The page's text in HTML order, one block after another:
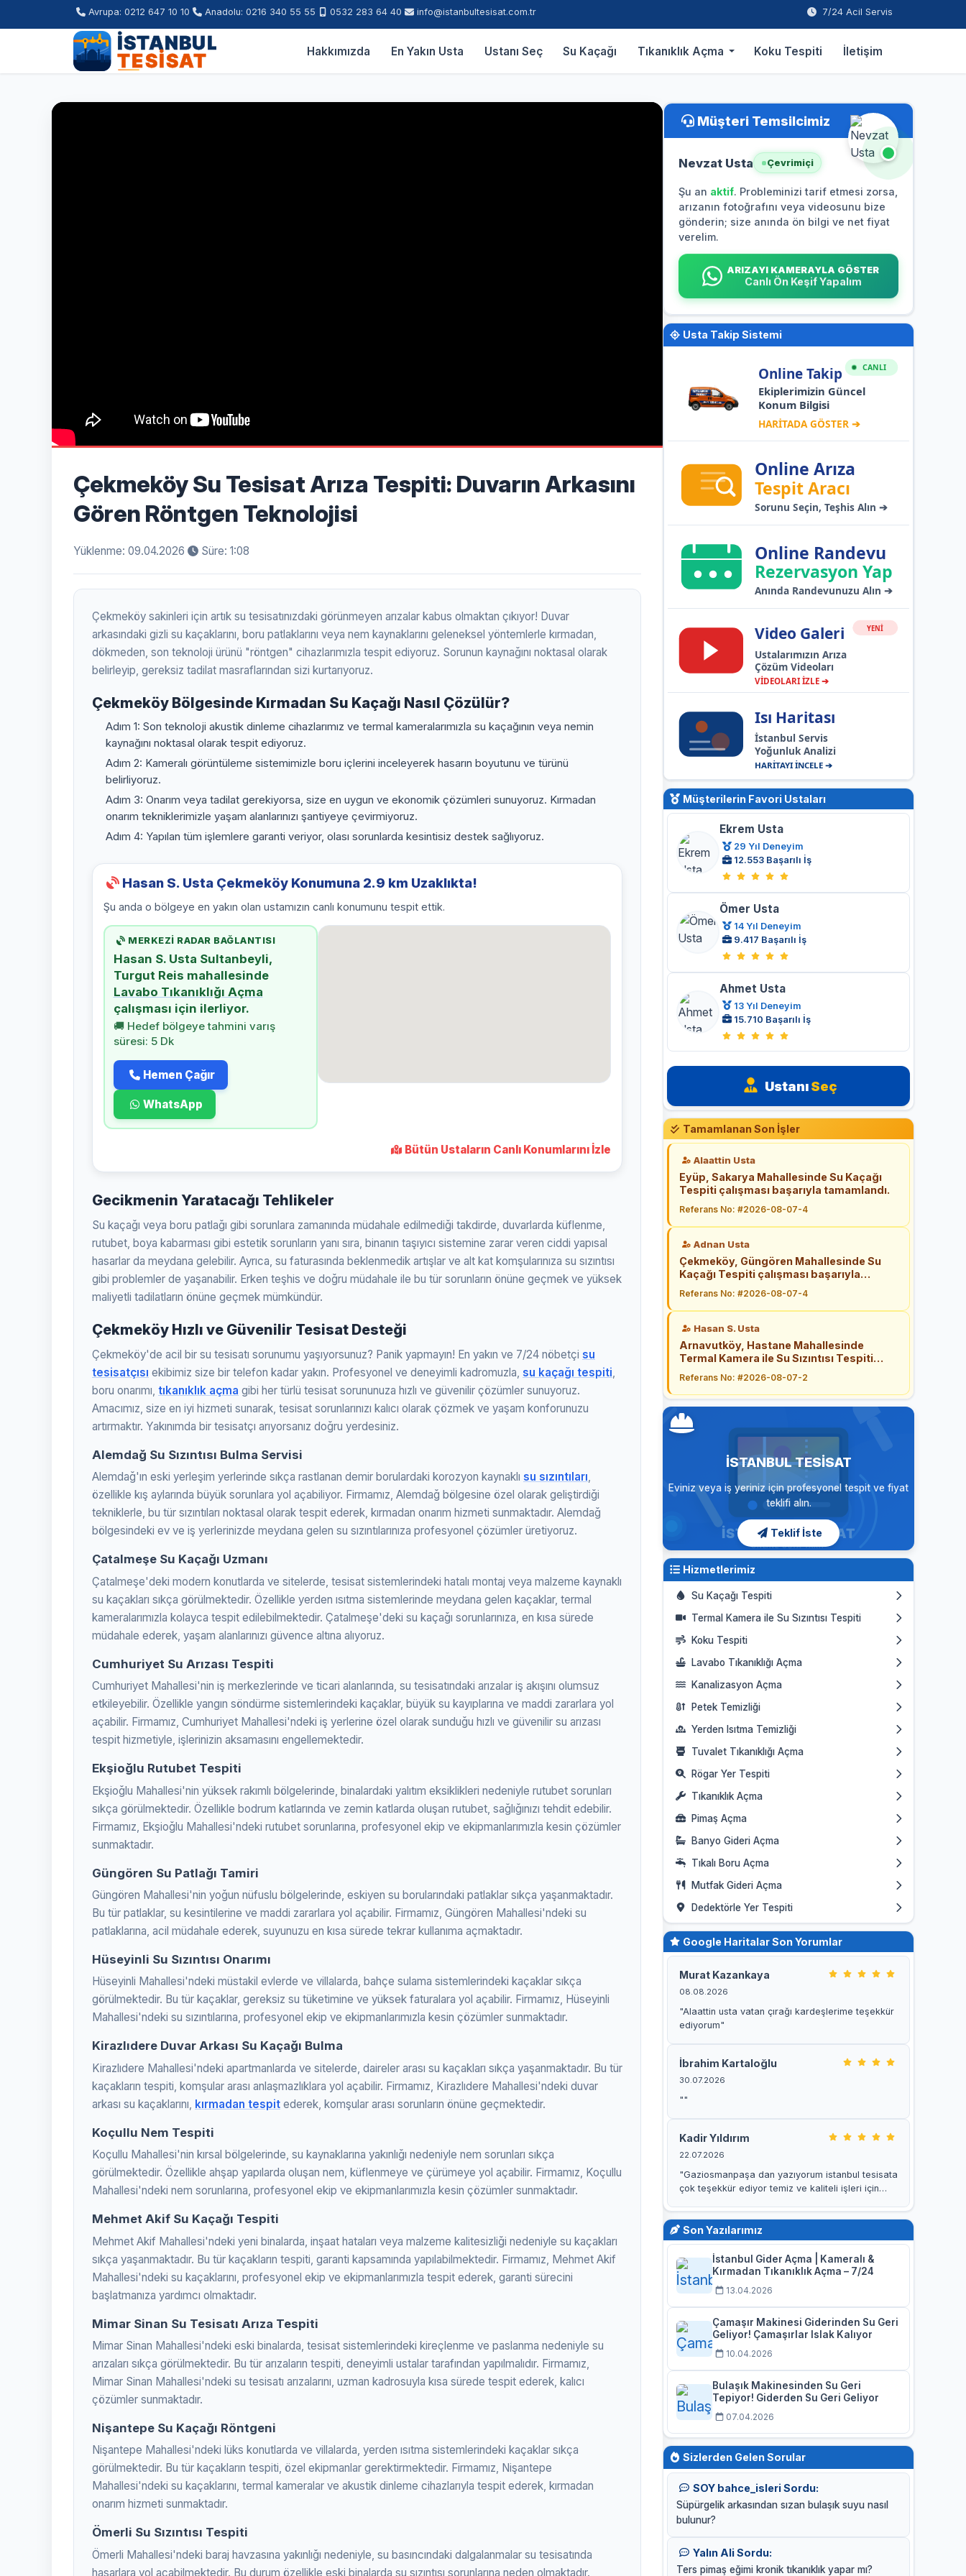
Avrupa: 0212 647 10 10 Anadolu: 0216 340 55 55 0532 283 64 40 info@istanbultesisat.com.tr 7/24 Acil Servis
Hakkımızda En Yakın Usta Ustanı Seç Su Kaçağı Tıkanıklık Açma Koku Tespiti İletişim
Çekmeköy Su Tesisat Arıza Tespiti: Duvarın Arkasını
Gören Röntgen Teknolojisi
Yüklenme: 09.04.2026 Süre: 1:08
Çekmeköy sakinleri için artık su tesisatınızdaki görünmeyen arızalar kabus olmaktan çıkıyor! Duvar
arkasındaki gizli su kaçaklarını, boru patlaklarını veya nem kaynaklarını geleneksel yöntemlerle kırmadan,
dökmeden, son teknoloji ürünü "röntgen" cihazlarımızla tespit ediyoruz. Sorunun kaynağını noktasal olarak
belirleyip, gereksiz tadilat masraflarından sizi kurtarıyoruz.
Çekmeköy Bölgesinde Kırmadan Su Kaçağı Nasıl Çözülür?
Adım 1: Son teknoloji akustik dinleme cihazlarımız ve termal kameralarımızla su kaçağının veya nemin
kaynağını noktasal olarak tespit ediyoruz.
Adım 2: Kameralı görüntüleme sistemimizle boru içlerini inceleyerek hasarın boyutunu ve türünü
belirliyoruz.
Adım 3: Onarım veya tadilat gerekiyorsa, size en uygun ve ekonomik çözümleri sunuyoruz. Kırmadan
onarım tekniklerimizle yaşam alanlarınızı şantiyeye çevirmiyoruz.
Adım 4: Yapılan tüm işlemlere garanti veriyor, olası sorunlarda kesintisiz destek sağlıyoruz.
Hasan S. Usta Çekmeköy Konumuna 2.9 km Uzaklıkta!
Şu anda o bölgeye en yakın olan ustamızın canlı konumunu tespit ettik.
MERKEZİ RADAR BAĞLANTISI
Hasan S. Usta Sultanbeyli,
Turgut Reis mahallesinde
Lavabo Tıkanıklığı Açma
çalışması için ilerliyor.
🚚 Hedef bölgeye tahmini varış
süresi: 5 Dk
Hemen Çağır
WhatsApp
Bütün Ustaların Canlı Konumlarını İzle
Gecikmenin Yaratacağı Tehlikeler
Su kaçağı veya boru patlağı gibi sorunlara zamanında müdahale edilmediği takdirde, duvarlarda küflenme,
rutubet, boya kabarması gibi estetik sorunların yanı sıra, binanın taşıyıcı sistemine zarar veren ciddi yapısal
hasarlar da meydana gelebilir. Ayrıca, su faturasında beklenmedik artışlar ve alt kat komşularınıza su sızıntısı
gibi problemler de yaşanabilir. Erken teşhis ve doğru müdahale ile bu tür sorunların önüne geçmek ve yüksek
maliyetli tadilatların önüne geçmek mümkündür.
Çekmeköy Hızlı ve Güvenilir Tesisat Desteği
Çekmeköy'de acil bir su tesisatı sorunumu yaşıyorsunuz? Panik yapmayın! En yakın ve 7/24 nöbetçi su
tesisatçısı ekibimiz size bir telefon kadar yakın. Profesyonel ve deneyimli kadromuzla, su kaçağı tespiti,
boru onarımı, tıkanıklık açma gibi her türlü tesisat sorununuza hızlı ve güvenilir çözümler sunuyoruz.
Amacımız, size en iyi hizmeti sunarak, tesisat sorunlarınızı kalıcı olarak çözmek ve yaşam konforunuzu
artırmaktır. Yakınımda bir tesisatçı arıyorsanız doğru yerdesiniz.
Alemdağ Su Sızıntısı Bulma Servisi
Alemdağ'ın eski yerleşim yerlerinde sıkça rastlanan demir borulardaki korozyon kaynaklı su sızıntıları,
özellikle kış aylarında büyük sorunlara yol açabiliyor. Firmamız, Alemdağ bölgesine özel olarak geliştirdiği
tekniklerle, bu tür sızıntıları noktasal olarak tespit ederek, kırmadan onarım hizmeti sunmaktadır. Alemdağ
bölgesindeki ev ve iş yerlerinizde meydana gelen su sızıntılarınıza profesyonel çözümler üretiyoruz.
Çatalmeşe Su Kaçağı Uzmanı
Çatalmeşe'deki modern konutlarda ve sitelerde, tesisat sistemlerindeki hatalı montaj veya malzeme kaynaklı
su kaçakları sıkça görülmektedir. Özellikle yerden ısıtma sistemlerinde meydana gelen kaçaklar, termal
kameralarımızla kolayca tespit edilebilmektedir. Çatalmeşe'deki su kaçağı sorunlarınıza, en kısa sürede
müdahale ederek, yaşam alanlarınızı güvence altına alıyoruz.
Cumhuriyet Su Arızası Tespiti
Cumhuriyet Mahallesi'nin iş merkezlerinde ve ticari alanlarında, su tesisatındaki arızalar iş akışını olumsuz
etkileyebilir. Özellikle yangın söndürme sistemlerindeki kaçaklar, büyük su kayıplarına ve maddi zararlara yol
açabilir. Firmamız, Cumhuriyet Mahallesi'ndeki iş yerlerine özel olarak sunduğu hızlı ve güvenilir su arızası
tespit hizmetiyle, işlerinizin aksamasını engellemektedir.
Ekşioğlu Rutubet Tespiti
Ekşioğlu Mahallesi'nin yüksek rakımlı bölgelerinde, binalardaki yalıtım eksiklikleri nedeniyle rutubet sorunları
sıkça görülmektedir. Özellikle bodrum katlarında ve zemin katlarda oluşan rutubet, sağlığınızı tehdit edebilir.
Firmamız, Ekşioğlu Mahallesi'ndeki rutubet sorunlarına, profesyonel ekip ve ekipmanlarımızla kesin çözümler
sunmaktadır.
Güngören Su Patlağı Tamiri
Güngören Mahallesi'nin yoğun nüfuslu bölgelerinde, eskiyen su borularındaki patlaklar sıkça yaşanmaktadır.
Bu tür patlaklar, su kesintilerine ve maddi zararlara yol açabilir. Firmamız, Güngören Mahallesi'ndeki su
patlaklarına, acil müdahale ederek, suyunuzu en kısa sürede tekrar kullanıma açmaktadır.
Hüseyinli Su Sızıntısı Onarımı
Hüseyinli Mahallesi'ndeki müstakil evlerde ve villalarda, bahçe sulama sistemlerindeki kaçaklar sıkça
görülmektedir. Bu tür kaçaklar, gereksiz su tüketimine ve yüksek faturalara yol açabilir. Firmamız, Hüseyinli
Mahallesi'ndeki su sızıntılarına, profesyonel ekip ve ekipmanlarımızla kesin çözümler sunmaktadır.
Kirazlıdere Duvar Arkası Su Kaçağı Bulma
Kirazlıdere Mahallesi'ndeki apartmanlarda ve sitelerde, daireler arası su kaçakları sıkça yaşanmaktadır. Bu tür
kaçakların tespiti, komşular arası anlaşmazlıklara yol açabilir. Firmamız, Kirazlıdere Mahallesi'ndeki duvar
arkası su kaçaklarını, kırmadan tespit ederek, komşular arası sorunların önüne geçmektedir.
Koçullu Nem Tespiti
Koçullu Mahallesi'nin kırsal bölgelerinde, su kaynaklarına yakınlığı nedeniyle nem sorunları sıkça
görülmektedir. Özellikle ahşap yapılarda oluşan nem, küflenmeye ve çürümeye yol açabilir. Firmamız, Koçullu
Mahallesi'ndeki nem sorunlarına, profesyonel ekip ve ekipmanlarımızla kesin çözümler sunmaktadır.
Mehmet Akif Su Kaçağı Tespiti
Mehmet Akif Mahallesi'ndeki yeni binalarda, inşaat hataları veya malzeme kalitesizliği nedeniyle su kaçakları
sıkça yaşanmaktadır. Bu tür kaçakların tespiti, garanti kapsamında yapılabilmektedir. Firmamız, Mehmet Akif
Mahallesi'ndeki su kaçaklarını, profesyonel ekip ve ekipmanlarımızla tespit ederek, garanti sürecini
başlatmanıza yardımcı olmaktadır.
Mimar Sinan Su Tesisatı Arıza Tespiti
Mimar Sinan Mahallesi'ndeki eski binalarda, tesisat sistemlerindeki kireçlenme ve paslanma nedeniyle su
arızaları sıkça görülmektedir. Bu tür arızaların tespiti, deneyimli ustalar tarafından yapılmalıdır. Firmamız,
Mimar Sinan Mahallesi'ndeki su tesisatı arızalarını, uzman kadrosuyla kısa sürede tespit ederek, kalıcı
çözümler sunmaktadır.
Nişantepe Su Kaçağı Röntgeni
Nişantepe Mahallesi'ndeki lüks konutlarda ve villalarda, yerden ısıtma sistemlerindeki kaçaklar sıkça
görülmektedir. Bu tür kaçakların tespiti, özel ekipmanlar gerektirmektedir. Firmamız, Nişantepe
Mahallesi'ndeki su kaçaklarını, termal kameralar ve akustik dinleme cihazlarıyla tespit ederek, kırmadan
onarım hizmeti sunmaktadır.
Ömerli Su Sızıntısı Tespiti
Ömerli Mahallesi'ndeki baraj havzasına yakınlığı nedeniyle, su basıncındaki dalgalanmalar su tesisatında
hasarlara yol açabilmektedir. Bu durum özellikle eski binalarda su sızıntısı sorunlarına neden olmaktadır.
Müşteri Temsilcimiz
Nevzat Usta Çevrimiçi
Şu an aktif. Probleminizi tarif etmesi zorsa,
arızanın fotoğrafını veya videosunu bize
gönderin; size anında ön bilgi ve net fiyat
verelim.
ARIZAYI KAMERAYLA GÖSTER
Canlı Ön Keşif Yapalım
Usta Takip Sistemi
CANLI
Online Takip
Ekiplerimizin Güncel
Konum Bilgisi
HARİTADA GÖSTER ➔
Online Arıza
Tespit Aracı
Sorunu Seçin, Teşhis Alın ➔
Online Randevu
Rezervasyon Yap
Anında Randevunuzu Alın ➔
Video Galeri YENİ
Ustalarımızın Arıza
Çözüm Videoları
VİDEOLARI İZLE ➔
Isı Haritası
İstanbul Servis
Yoğunluk Analizi
HARİTAYI İNCELE ➔
Müşterilerin Favori Ustaları
Ekrem Usta
29 Yıl Deneyim
12.553 Başarılı İş
Ömer Usta
14 Yıl Deneyim
9.417 Başarılı İş
Ahmet Usta
13 Yıl Deneyim
15.710 Başarılı İş
UstanıSeç
Tamamlanan Son İşler
Alaattin Usta
Eyüp, Sakarya Mahallesinde Su Kaçağı
Tespiti çalışması başarıyla tamamlandı.
Referans No: #2026-08-07-4
Adnan Usta
Çekmeköy, Güngören Mahallesinde Su
Kaçağı Tespiti çalışması başarıyla
Referans No: #2026-08-07-4
Hasan S. Usta
Arnavutköy, Hastane Mahallesinde
Termal Kamera ile Su Sızıntısı Tespiti
Referans No: #2026-08-07-2
İSTANBUL TESISAT
Eviniz veya iş yeriniz için profesyonel tespit ve fiyat
teklifi alın.
Teklif İste
Hizmetlerimiz
Su Kaçağı Tespiti
Termal Kamera ile Su Sızıntısı Tespiti
Koku Tespiti
Lavabo Tıkanıklığı Açma
Kanalizasyon Açma
Petek Temizliği
Yerden Isıtma Temizliği
Tuvalet Tıkanıklığı Açma
Rögar Yer Tespiti
Tıkanıklık Açma
Pimaş Açma
Banyo Gideri Açma
Tıkalı Boru Açma
Mutfak Gideri Açma
Dedektörle Yer Tespiti
Google Haritalar Son Yorumlar
Murat Kazankaya
08.08.2026
"Alaattin usta vatan çırağı kardeşlerime teşekkür
ediyorum"
İbrahim Kartaloğlu
30.07.2026
""
Kadir Yıldırım
22.07.2026
"Gaziosmanpaşa dan yazıyorum istanbul tesisata
çok teşekkür ediyor temiz ve kaliteli işleri için
Son Yazılarımız
İstanbul Gider Açma | Kameralı &
Kırmadan Tıkanıklık Açma – 7/24
13.04.2026
Çamaşır Makinesi Giderinden Su Geri
Geliyor! Çamaşırlar Islak Kalıyor
10.04.2026
Bulaşık Makinesinden Su Geri
Tepiyor! Giderden Su Geri Geliyor
07.04.2026
Sizlerden Gelen Sorular
SOY bahce_isleri Sordu:
Süpürgelik arkasından sızan bulaşık suyu nasıl
bulunur?
Yalın Ali Sordu:
Ters pimaş eğimi kronik tıkanıklık yapar mı?